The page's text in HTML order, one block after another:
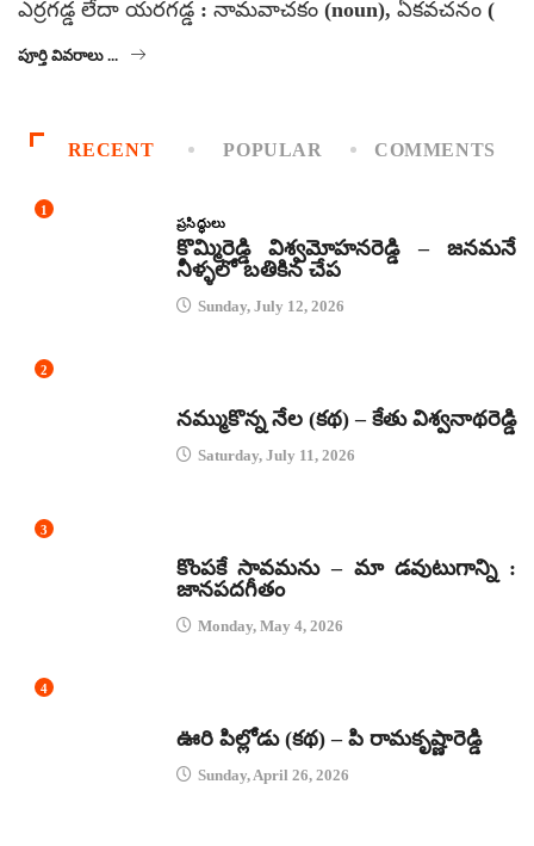
ఎర్రగడ్డ లేదా యరగడ్డ : నామవాచకం (noun), ఏకవచనం (
పూర్తి వివరాలు ...
RECENT POPULAR COMMENTS
1
ప్రసిద్ధులు
కొమ్మిరెడ్డి విశ్వమోహనరెడ్డి – జనమనే
నీళ్ళలో బతికిన చేప
Sunday, July 12, 2026
2
నమ్ముకొన్న నేల (కథ) – కేతు విశ్వనాథరెడ్డి
Saturday, July 11, 2026
3
కొంపకే సావమను – మా డవుటుగాన్ని :
జానపదగీతం
Monday, May 4, 2026
4
ఊరి పిల్లోడు (కథ) – పి రామకృష్ణారెడ్డి
Sunday, April 26, 2026